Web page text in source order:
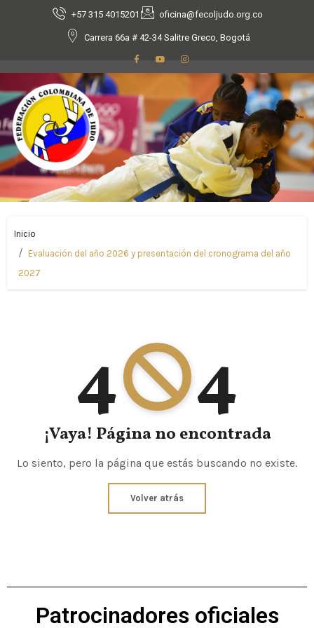
+57 315 4015201 oficina@fecoljudo.org.co
Carrera 66a # 42-34 Salitre Greco, Bogotá
Inicio
Evaluación del año 2026 y presentación del cronograma del año
2027
4 4
¡Vaya! Página no encontrada
Lo siento, pero la página que estás buscando no existe.
Volver atrás
Patrocinadores oficiales